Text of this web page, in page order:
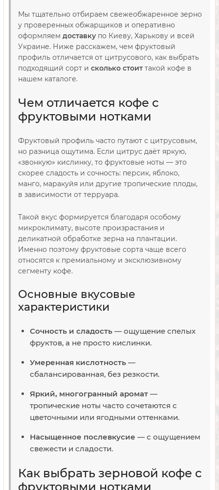
Мы тщательно отбираем свежеобжаренное зерно
у проверенных обжарщиков и оперативно
оформляем доставку по Киеву, Харькову и всей
Украине. Ниже расскажем, чем фруктовый
профиль отличается от цитрусового, как выбрать
подходящий сорт и сколько стоит такой кофе в
нашем каталоге.
Чем отличается кофе с
фруктовыми нотками
Фруктовый профиль часто путают с цитрусовым,
но разница ощутима. Если цитрус даёт яркую,
«звонкую» кислинку, то фруктовые ноты — это
скорее сладость и сочность: персик, яблоко,
манго, маракуйя или другие тропические плоды,
в зависимости от терруара.
Такой вкус формируется благодаря особому
микроклимату, высоте произрастания и
деликатной обработке зерна на плантации.
Именно поэтому фруктовые сорта чаще всего
относятся к премиальному и эксклюзивному
сегменту кофе.
Основные вкусовые
характеристики
Сочность и сладость — ощущение спелых
фруктов, а не просто кислинки.
Умеренная кислотность —
сбалансированная, без резкости.
Яркий, многогранный аромат —
тропические ноты часто сочетаются с
цветочными или ягодными оттенками.
Насыщенное послевкусие — с ощущением
свежести и сладости.
Как выбрать зерновой кофе с
фруктовыми нотками